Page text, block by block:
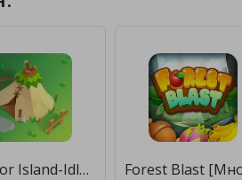
Survivor Island-Idle Game [Мод меню]